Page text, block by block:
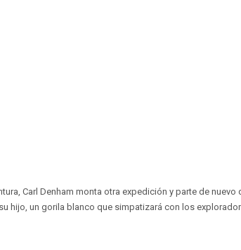
Carl Denham monta otra expedición y parte de nuevo
hijo, un gorila blanco que simpatizará con los